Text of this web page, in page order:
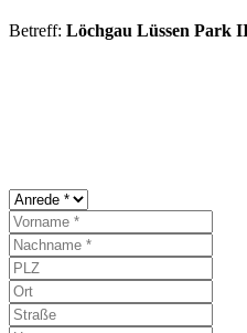
Betreff: Löchgau Lüssen Park